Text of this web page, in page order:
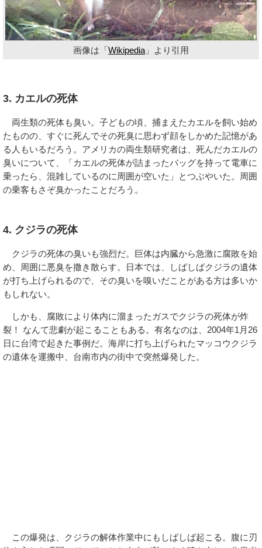
画像は「Wikipedia 」より引用
3. カエルの死体
両生類の死体も臭い。子どもの頃、捕まえたカエルを飼い始め
たものの、すぐに死んでその死臭に思わず顔をしかめた記憶があ
る人もいるだろう。アメリカの両生類研究者は、死んだカエルの
臭いについて、「カエルの死体が詰まったバッグを持って電車に
乗ったら、混雑しているのに周囲が空いた」とつぶやいた。周囲
の乗客もさぞ臭かったことだろう。
4. クジラの死体
クジラの死体の臭いも強烈だ。巨体は内臓から急激に腐敗を始
め、周囲に悪臭を撒き散らす。日本では、しばしばクジラの遺体
が打ち上げられるので、その臭いを嗅いだことがある方は多いか
もしれない。
しかも、腐敗により体内に溜まったガスでクジラの死体が炸
裂！ なんて悲劇が起こることもある。有名なのは、2004年1月26
日に台湾で起きた事例だ。海岸に打ち上げられたマッコウクジラ
の遺体を運搬中、台南市内の街中で突然爆発した。
この爆発は、クジラの解体作業中にもしばしば起こる。腹に刃